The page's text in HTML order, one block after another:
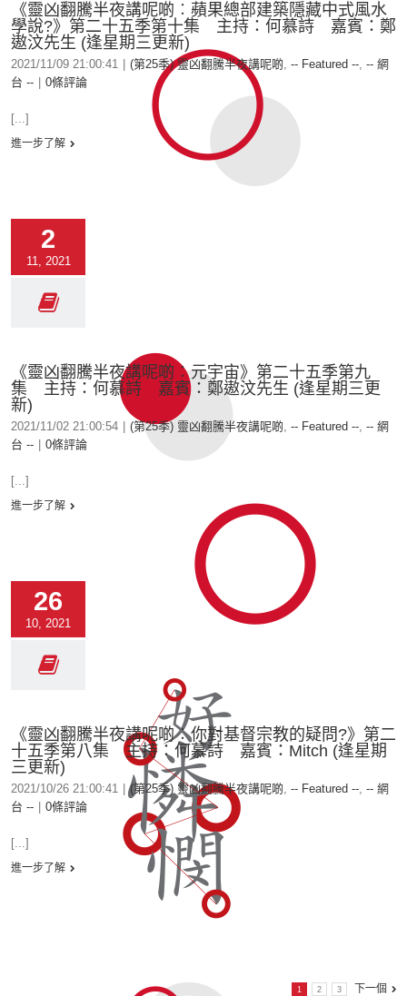
《靈凶翻騰半夜講呢啲︰蘋果總部建築隱藏中式風水
學說?》第二十五季第十集 主持：何慕詩 嘉賓：鄭
遨汶先生 (逢星期三更新)
2021/11/09 21:00:41 (第25季) 靈凶翻騰半夜講呢啲, -- Featured --, -- 網
台 --
0條評論
[...]
進一步了解
2
11, 2021
《靈凶翻騰半夜講呢啲︰元宇宙》第二十五季第九
集 主持：何慕詩 嘉賓：鄭遨汶先生 (逢星期三更
新)
2021/11/02 21:00:54 (第25季) 靈凶翻騰半夜講呢啲, -- Featured --, -- 網
台 --
0條評論
[...]
進一步了解
26
10, 2021
《靈凶翻騰半夜講呢啲︰你對基督宗教的疑問?》第二
十五季第八集 主持：何慕詩 嘉賓：Mitch (逢星期
三更新)
2021/10/26 21:00:41 (第25季) 靈凶翻騰半夜講呢啲, -- Featured --, -- 網
台 --
0條評論
[...]
進一步了解
1 2 3 下一個